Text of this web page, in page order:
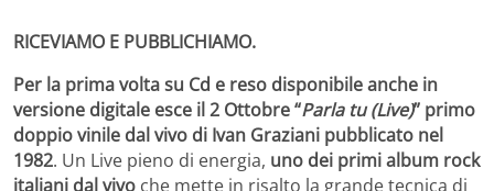
RICEVIAMO E PUBBLICHIAMO.
Per la prima volta su Cd e reso disponibile anche in
versione digitale esce il 2 Ottobre “Parla tu (Live)” primo
doppio vinile dal vivo di Ivan Graziani pubblicato nel
1982. Un Live pieno di energia, uno dei primi album rock
italiani dal vivo che mette in risalto la grande tecnica di